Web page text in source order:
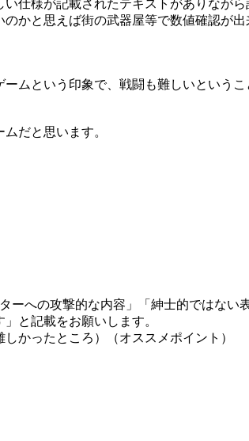
仕様が記載されたテキストがありなが
かと思えば街の武器屋等で数値確認が
ムという印象で、戦闘も難しいという
だと思います。
への攻撃的な内容」「紳士的ではない表
と記載をお願いします。
かったところ）（オススメポイント）